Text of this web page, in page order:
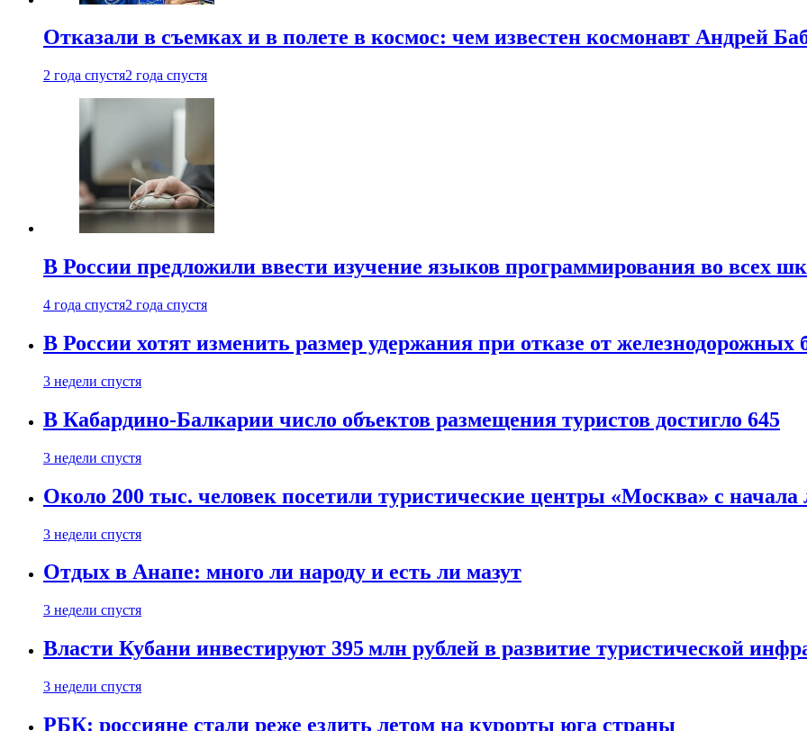
Отказали в съемках и в полете в космос: чем известен космонавт Андрей
2 года спустя2 года спустя
В России предложили ввести изучение языков программирования во всех
4 года спустя2 года спустя
В России хотят изменить размер удержания при отказе от железнодорожных
3 недели спустя
В Кабардино-Балкарии число объектов размещения туристов достигло 645
3 недели спустя
Около 200 тыс. человек посетили туристические центры «Москва» с начала
3 недели спустя
Отдых в Анапе: много ли народу и есть ли мазут
3 недели спустя
Власти Кубани инвестируют 395 млн рублей в развитие туристической
3 недели спустя
РБК: россияне стали реже ездить летом на курорты юга страны